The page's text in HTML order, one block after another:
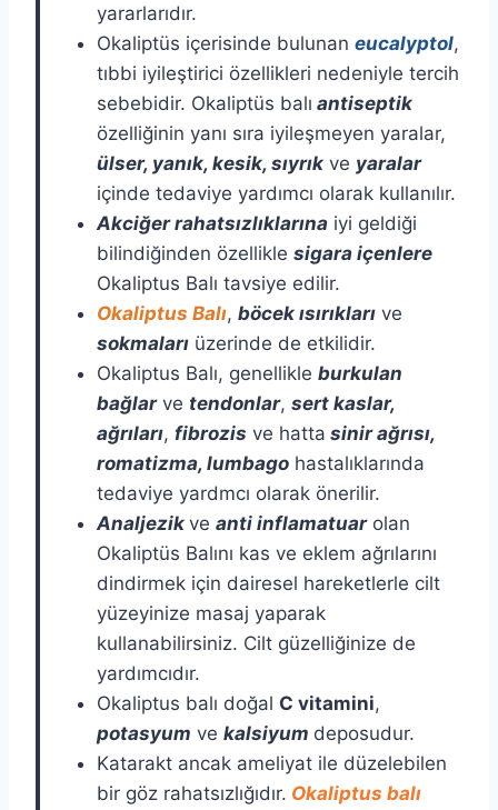
yararlarıdır.
Okaliptüs içerisinde bulunan eucalyptol,
tıbbi iyileştirici özellikleri nedeniyle tercih
sebebidir. Okaliptüs balı antiseptik
özelliğinin yanı sıra iyileşmeyen yaralar,
ülser, yanık, kesik, sıyrık ve yaralar
içinde tedaviye yardımcı olarak kullanılır.
Akciğer rahatsızlıklarına iyi geldiği
bilindiğinden özellikle sigara içenlere
Okaliptus Balı tavsiye edilir.
Okaliptus Balı, böcek ısırıkları ve
sokmaları üzerinde de etkilidir.
Okaliptus Balı, genellikle burkulan
bağlarve tendonlar, sert kaslar,
ağrıları, fibrozis ve hatta sinir ağrısı,
romatizma, lumbago hastalıklarında
tedaviye yardmcı olarak önerilir.
Analjezik ve anti inflamatuarolan
Okaliptüs Balını kas ve eklem ağrılarını
dindirmek için dairesel hareketlerle cilt
yüzeyinize masaj yaparak
kullanabilirsiniz. Cilt güzelliğinize de
yardımcıdır.
Okaliptus balı doğal C vitamini,
potasyum ve kalsiyum deposudur.
Katarakt ancak ameliyat ile düzelebilen
bir göz rahatsızlığıdır. Okaliptus balı